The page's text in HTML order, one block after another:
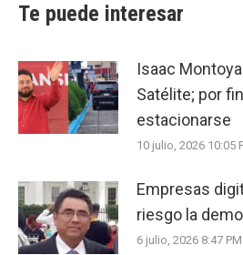
Te puede interesar
Isaac
Satélite; por
estacionarse
10 julio, 2026 10:05
Empresas
riesgo la
6 julio, 2026 8:47 PM